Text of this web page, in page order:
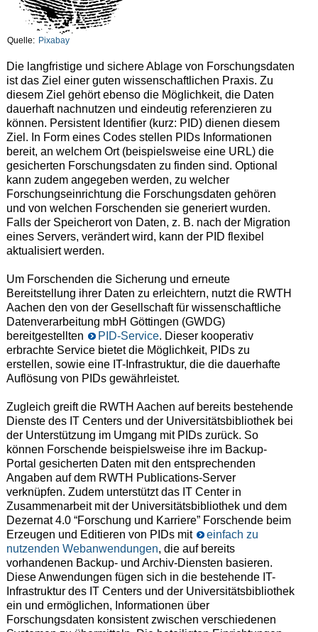
Quelle: Pixabay
Die langfristige und sichere Ablage von Forschungsdaten
ist das Ziel einer guten wissenschaftlichen Praxis. Zu
diesem Ziel gehört ebenso die Möglichkeit, die Daten
dauerhaft nachnutzen und eindeutig referenzieren zu
können. Persistent Identifier (kurz: PID) dienen diesem
Ziel. In Form eines Codes stellen PIDs Informationen
bereit, an welchem Ort (beispielsweise eine URL) die
gesicherten Forschungsdaten zu finden sind. Optional
kann zudem angegeben werden, zu welcher
Forschungseinrichtung die Forschungsdaten gehören
und von welchen Forschenden sie generiert wurden.
Falls der Speicherort von Daten, z. B. nach der Migration
eines Servers, verändert wird, kann der PID flexibel
aktualisiert werden.
Um Forschenden die Sicherung und erneute
Bereitstellung ihrer Daten zu erleichtern, nutzt die RWTH
Aachen den von der Gesellschaft für wissenschaftliche
Datenverarbeitung mbH Göttingen (GWDG)
bereitgestellten
PID-Service. Dieser kooperativ
erbrachte Service bietet die Möglichkeit, PIDs zu
erstellen, sowie eine IT-Infrastruktur, die die dauerhafte
Auflösung von PIDs gewährleistet.
Zugleich greift die RWTH Aachen auf bereits bestehende
Dienste des IT Centers und der Universitätsbibliothek bei
der Unterstützung im Umgang mit PIDs zurück. So
können Forschende beispielsweise ihre im Backup-
Portal gesicherten Daten mit den entsprechenden
Angaben auf dem RWTH Publications-Server
verknüpfen. Zudem unterstützt das IT Center in
Zusammenarbeit mit der Universitätsbibliothek und dem
Dezernat 4.0 “Forschung und Karriere” Forschende beim
Erzeugen und Editieren von PIDs mit
einfach zu
nutzenden Webanwendungen, die auf bereits
vorhandenen Backup- und Archiv-Diensten basieren.
Diese Anwendungen fügen sich in die bestehende IT-
Infrastruktur des IT Centers und der Universitätsbibliothek
ein und ermöglichen, Informationen über
Forschungsdaten konsistent zwischen verschiedenen